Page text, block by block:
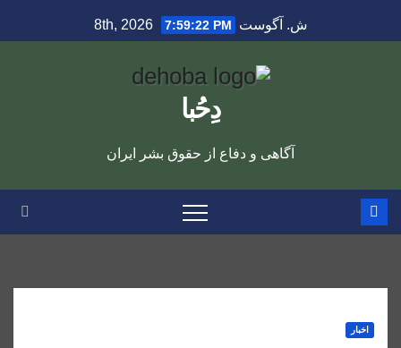
to
ش. آگوست 8th, 2026 7:59:23 PM
دِحُبا
آگاهی و دفاع از حقوق بشر ایران
اخبار